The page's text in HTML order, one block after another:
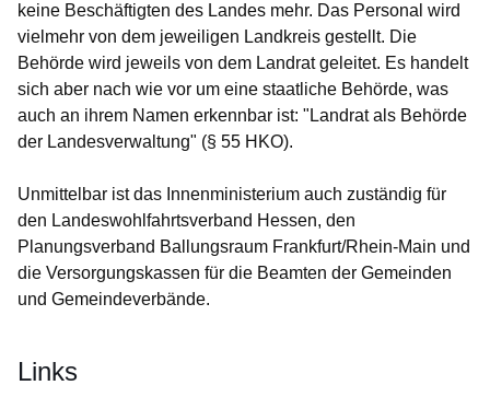
keine Beschäftigten des Landes mehr. Das Personal wird
vielmehr von dem jeweiligen Landkreis gestellt. Die
Behörde wird jeweils von dem Landrat geleitet. Es handelt
sich aber nach wie vor um eine staatliche Behörde, was
auch an ihrem Namen erkennbar ist: "Landrat als Behörde
der Landesverwaltung" (§ 55 HKO).
Unmittelbar ist das Innenministerium auch zuständig für
den Landeswohlfahrtsverband Hessen, den
Planungsverband Ballungsraum Frankfurt/Rhein-Main und
die Versorgungskassen für die Beamten der Gemeinden
und Gemeindeverbände.
Links